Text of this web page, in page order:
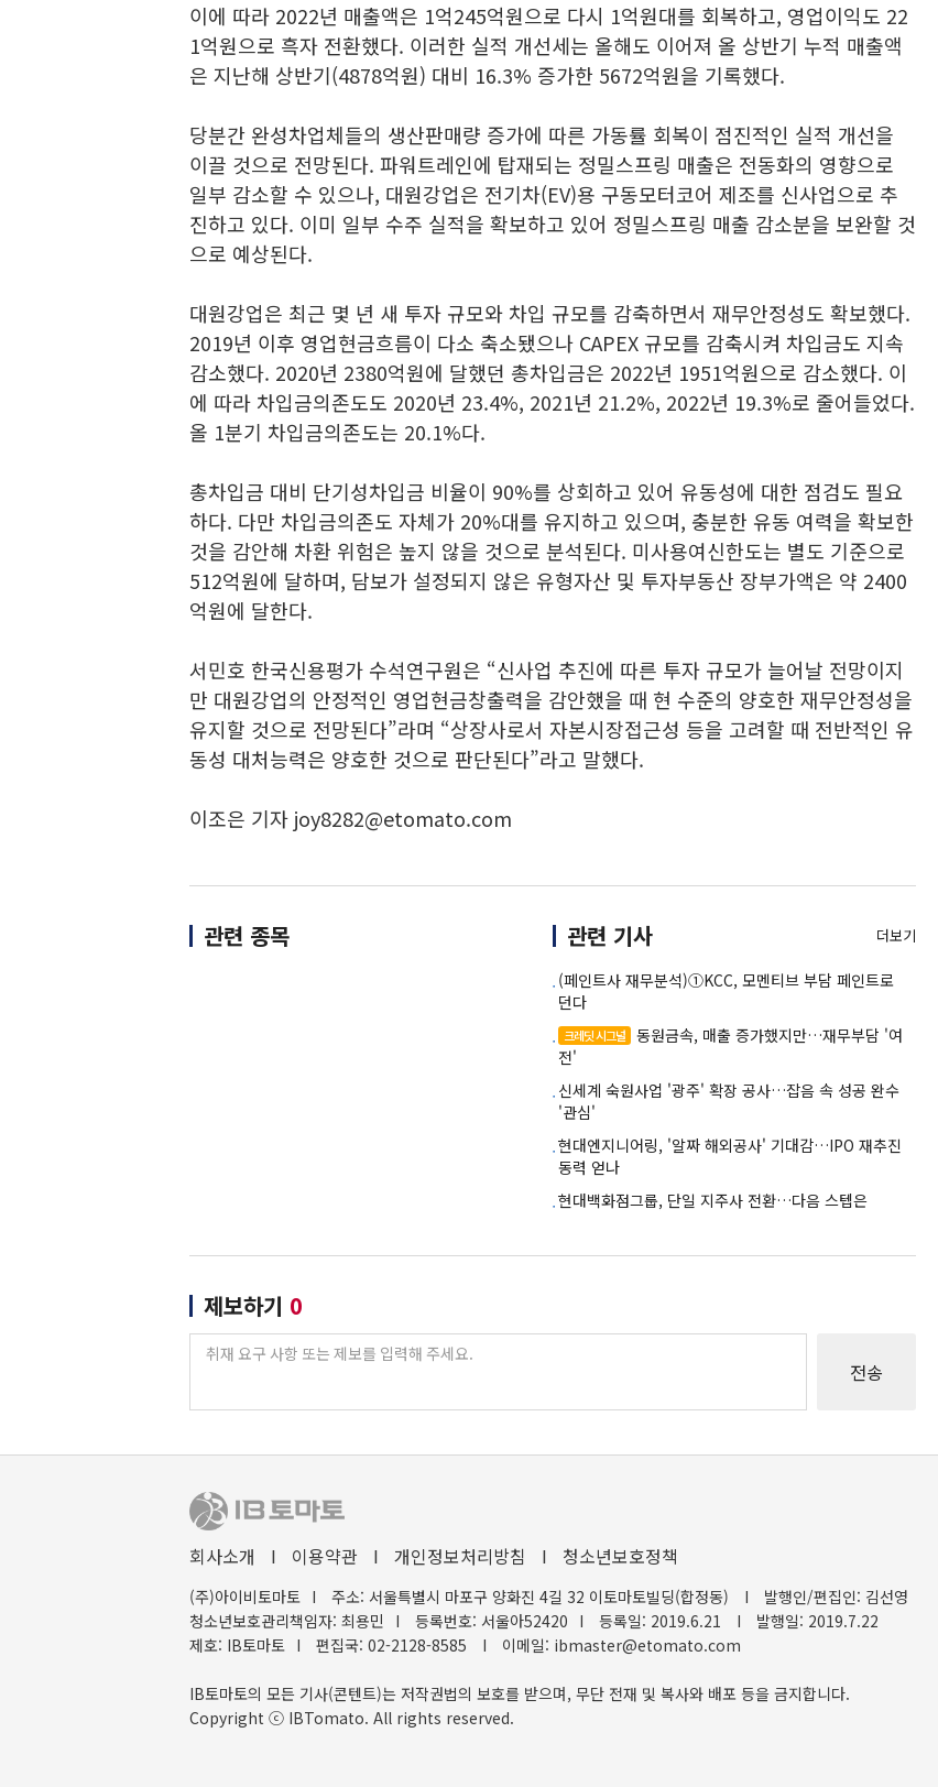
이에 따라 2022년 매출액은 1억245억원으로 다시 1억원대를 회복하고, 영업이익도 22
1억원으로 흑자 전환했다. 이러한 실적 개선세는 올해도 이어져 올 상반기 누적 매출액
은 지난해 상반기(4878억원) 대비 16.3% 증가한 5672억원을 기록했다.
당분간 완성차업체들의 생산판매량 증가에 따른 가동률 회복이 점진적인 실적 개선을
이끌 것으로 전망된다. 파워트레인에 탑재되는 정밀스프링 매출은 전동화의 영향으로
일부 감소할 수 있으나, 대원강업은 전기차(EV)용 구동모터코어 제조를 신사업으로 추
진하고 있다. 이미 일부 수주 실적을 확보하고 있어 정밀스프링 매출 감소분을 보완할 것
으로 예상된다.
대원강업은 최근 몇 년 새 투자 규모와 차입 규모를 감축하면서 재무안정성도 확보했다.
2019년 이후 영업현금흐름이 다소 축소됐으나 CAPEX 규모를 감축시켜 차입금도 지속
감소했다. 2020년 2380억원에 달했던 총차입금은 2022년 1951억원으로 감소했다. 이
에 따라 차입금의존도도 2020년 23.4%, 2021년 21.2%, 2022년 19.3%로 줄어들었다.
올 1분기 차입금의존도는 20.1%다.
총차입금 대비 단기성차입금 비율이 90%를 상회하고 있어 유동성에 대한 점검도 필요
하다. 다만 차입금의존도 자체가 20%대를 유지하고 있으며, 충분한 유동 여력을 확보한
것을 감안해 차환 위험은 높지 않을 것으로 분석된다. 미사용여신한도는 별도 기준으로
512억원에 달하며, 담보가 설정되지 않은 유형자산 및 투자부동산 장부가액은 약 2400
억원에 달한다.
서민호 한국신용평가 수석연구원은 “신사업 추진에 따른 투자 규모가 늘어날 전망이지
만 대원강업의 안정적인 영업현금창출력을 감안했을 때 현 수준의 양호한 재무안정성을
유지할 것으로 전망된다”라며 “상장사로서 자본시장접근성 등을 고려할 때 전반적인 유
동성 대처능력은 양호한 것으로 판단된다”라고 말했다.
이조은 기자 joy8282@etomato.com
관련 종목 관련 기사 더보기
(페인트사 재무분석)①KCC, 모멘티브 부담 페인트로
던다
크레딧 시그널
동원금속, 매출 증가했지만…재무부담 '여
전'
신세계 숙원사업 '광주' 확장 공사…잡음 속 성공 완수
'관심'
현대엔지니어링, '알짜 해외공사' 기대감…IPO 재추진
동력 얻나
현대백화점그룹, 단일 지주사 전환…다음 스텝은
제보하기 0
회사소개 I 이용약관 I 개인정보처리방침 I 청소년보호정책
(주)아이비토마토 I 주소: 서울특별시 마포구 양화진 4길 32 이토마토빌딩(합정동) I
발행인/편집인: 김선영
청소년보호관리책임자: 최용민 I 등록번호: 서울아52420 I 등록일: 2019.6.21 I
발행일: 2019.7.22
제호: IB토마토 I 편집국: 02-2128-8585 I 이메일: ibmaster@etomato.com
IB토마토의 모든 기사(콘텐트)는 저작권법의 보호를 받으며, 무단 전재 및 복사와 배포 등을 금지합니다.
Copyright ⓒ IBTomato. All rights reserved.